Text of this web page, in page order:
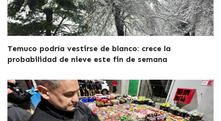
Temuco podría vestirse de blanco: crece la
probabilidad de nieve este fin de semana